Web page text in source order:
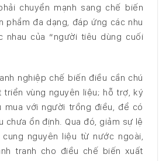
chuyển mạnh sang chế biến
phẩm đa dạng, đáp ứng các nhu
nhau của “người tiêu dùng cuối
nghiệp chế biến điều cần chú
vùng nguyên liệu; hỗ trợ, ký
mua với người trồng điều, để có
chưa ổn định. Qua đó, giảm sự lệ
nguyên liệu từ nước ngoài,
tranh cho điều chế biến xuất